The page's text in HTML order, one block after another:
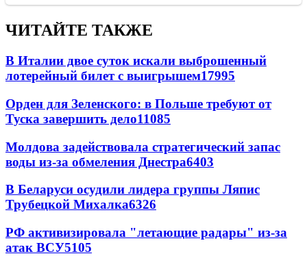
ЧИТАЙТЕ ТАКЖЕ
В Италии двое суток искали выброшенный
лотерейный билет с выигрышем17995
Орден для Зеленского: в Польше требуют от
Туска завершить дело11085
Молдова задействовала стратегический запас
воды из-за обмеления Днестра6403
В Беларуси осудили лидера группы Ляпис
Трубецкой Михалка6326
РФ активизировала "летающие радары" из-за
атак ВСУ5105